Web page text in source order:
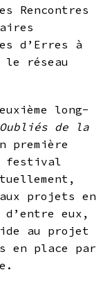
Rencontres
d’Erres à
le réseau
long-
de la
première
festival
projets en
eux,
au projet
en place par